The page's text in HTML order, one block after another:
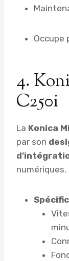
Occupe
4.
C250i
La Konica
par son
numériques.